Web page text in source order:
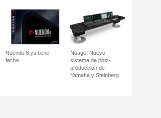
Nuendo 6 ya tiene
fecha.
Nuage, Nuevo
sistema de post-
producción de
Yamaha y Steinberg.